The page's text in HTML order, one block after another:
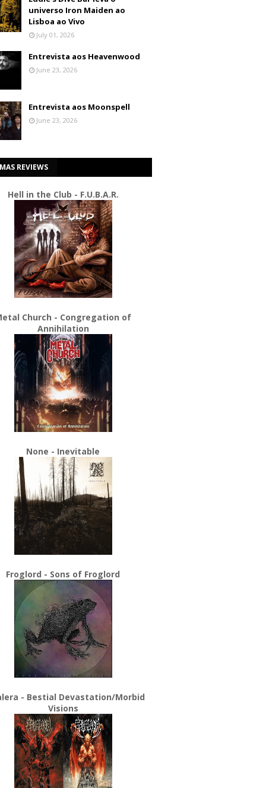
universo Iron Maiden ao
Lisboa ao Vivo
July 01, 2026
Entrevista aos Heavenwood
June 23, 2026
Entrevista aos Moonspell
June 23, 2026
REVIEWS
Hell in the Club - F.U.B.A.R.
Church - Congregation of
Annihilation
None - Inevitable
Froglord - Sons of Froglord
- Bestial Devastation/Morbid
Visions